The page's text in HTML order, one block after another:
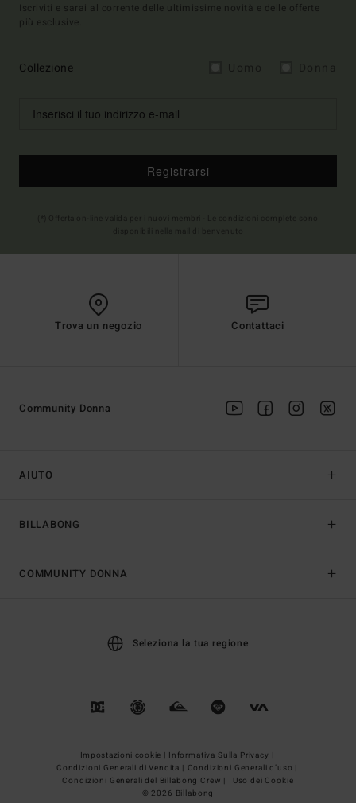
Iscriviti e sarai al corrente delle ultimissime novità e delle offerte
più esclusive.
Collezione
Registrarsi
Trova un negozio Contattaci
AIUTO
BILLABONG
Community Donna
COMMUNITY DONNA
Seleziona la tua regione
Impostazioni cookie | Informativa Sulla Privacy |
Condizioni Generali di Vendita | Condizioni Generali d’uso |
Condizioni Generali del Billabong Crew |
Uso dei Cookie
© 2026 Billabong